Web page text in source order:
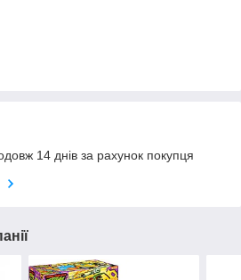
14 днів за рахунок покупця